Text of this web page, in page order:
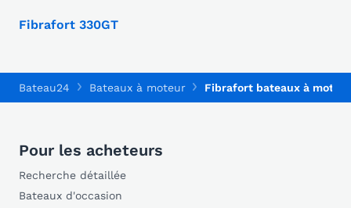
Fibrafort 330GT
Bateau24 Bateaux à moteur Fibrafort bateaux à moteur
Pour les acheteurs
Recherche détaillée
Bateaux d'occasion